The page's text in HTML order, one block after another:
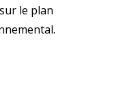
le plan